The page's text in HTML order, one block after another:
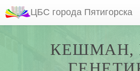
ЦБС города Пятигорска
КЕШМАН,